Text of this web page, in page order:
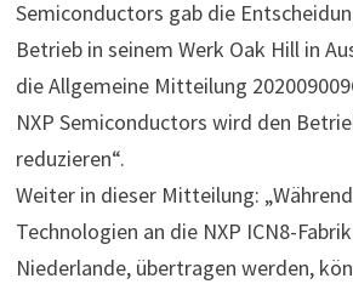
Semiconductors gab die
Betrieb in seinem Werk Oak Hill in
die Allgemeine Mitteilung
NXP Semiconductors wird den
reduzieren“.
Weiter in dieser Mitteilung:
Technologien an die NXP ICN8-
Niederlande, übertragen werden,